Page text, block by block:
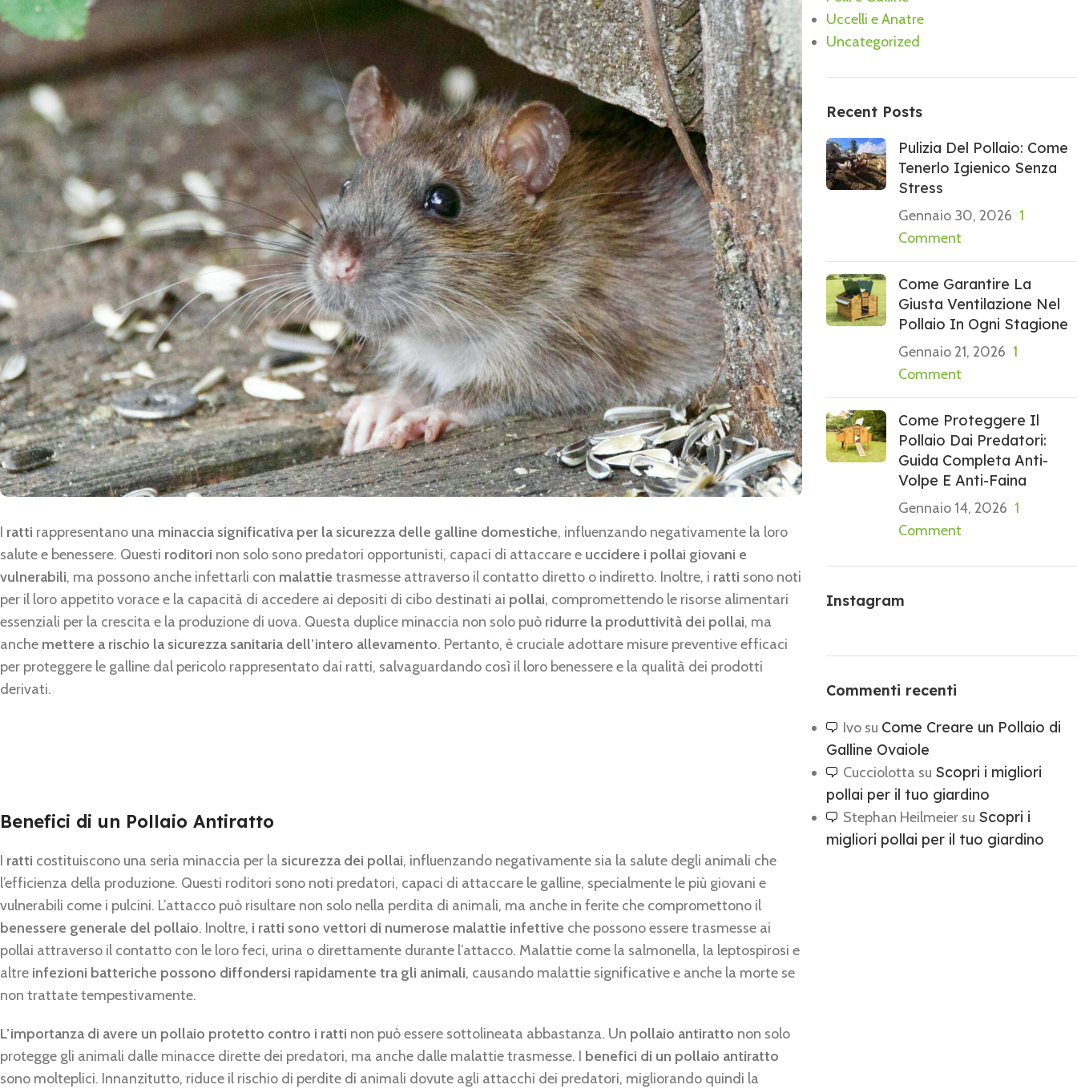
I ratti rappresentano una minaccia significativa per la sicurezza delle galline domestiche, influenzando negativamente la loro
salute e benessere. Questi roditori non solo sono predatori opportunisti, capaci di attaccare e uccidere i pollai giovani e
vulnerabili, ma possono anche infettarli con malattie trasmesse attraverso il contatto diretto o indiretto. Inoltre, i ratti sono noti
per il loro appetito vorace e la capacità di accedere ai depositi di cibo destinati ai pollai, compromettendo le risorse alimentari
essenziali per la crescita e la produzione di uova. Questa duplice minaccia non solo può ridurre la produttività dei pollai, ma
anche mettere a rischio la sicurezza sanitaria dell’intero allevamento. Pertanto, è cruciale adottare misure preventive efficaci
per proteggere le galline dal pericolo rappresentato dai ratti, salvaguardando così il loro benessere e la qualità dei prodotti
derivati.
Benefici di un Pollaio Antiratto
I ratti costituiscono una seria minaccia per la sicurezza dei pollai, influenzando negativamente sia la salute degli animali che
l’efficienza della produzione. Questi roditori sono noti predatori, capaci di attaccare le galline, specialmente le più giovani e
vulnerabili come i pulcini. L’attacco può risultare non solo nella perdita di animali, ma anche in ferite che compromettono il
benessere generale del pollaio. Inoltre, i ratti sono vettori di numerose malattie infettive che possono essere trasmesse ai
pollai attraverso il contatto con le loro feci, urina o direttamente durante l’attacco. Malattie come la salmonella, la leptospirosi e
altre infezioni batteriche possono diffondersi rapidamente tra gli animali, causando malattie significative e anche la morte se
non trattate tempestivamente.
L’importanza di avere un pollaio protetto contro i ratti non può essere sottolineata abbastanza. Un pollaio antiratto non solo
protegge gli animali dalle minacce dirette dei predatori, ma anche dalle malattie trasmesse. I benefici di un pollaio antiratto
sono molteplici. Innanzitutto, riduce il rischio di perdite di animali dovute agli attacchi dei predatori, migliorando quindi la
Uccelli e Anatre
Uncategorized
Recent Posts
Pulizia Del Pollaio: Come
Tenerlo Igienico Senza
Stress
Gennaio 30, 2026 1
Comment
Come Garantire La
Giusta Ventilazione Nel
Pollaio In Ogni Stagione
Gennaio 21, 2026 1
Comment
Come Proteggere Il
Pollaio Dai Predatori:
Guida Completa Anti-
Volpe E Anti-Faina
Gennaio 14, 2026 1
Comment
Instagram
Commenti recenti
Ivosu Come Creare un Pollaio di
Galline Ovaiole
Cucciolotta su Scopri i migliori
pollai per il tuo giardino
Stephan Heilmeiersu Scopri i
migliori pollai per il tuo giardino